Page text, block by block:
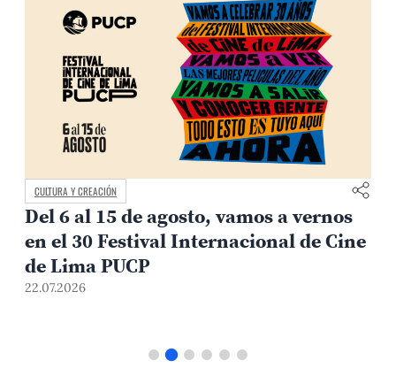
CULTURA Y CREACIÓN
Del 6 al 15 de agosto, vamos a vernos
en el 30 Festival Internacional de Cine
de Lima PUCP
22.07.2026